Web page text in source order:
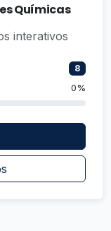
Químicas
interativos
8
0%